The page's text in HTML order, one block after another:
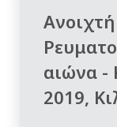
αιώνα -
2019,